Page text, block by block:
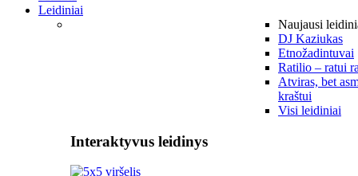
Leidiniai
Naujausi
DJ Kaziukas
Etnožadintuvai
Ratilio – ratui
Atviras, bet
kraštui
Visi leidiniai
Interaktyvus leidinys